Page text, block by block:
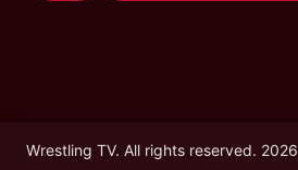
Wrestling TV. All rights reserved. 2026